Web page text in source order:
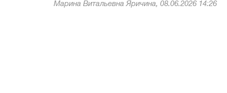
Марина Витальевна Яричина, 08.06.2026 14:26